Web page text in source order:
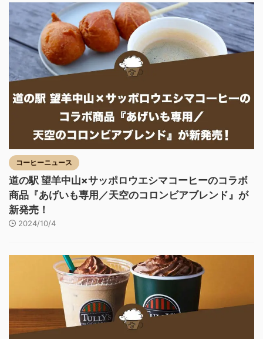
コーヒーニュース
道の駅 望羊中山×サッポロウエシマコーヒーのコラボ
商品『あげいも専用／天空のコロンビアブレンド』が
新発売！
2024/10/4